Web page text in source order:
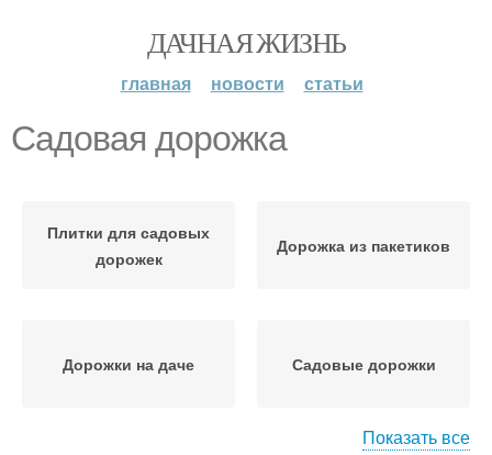
ДАЧНАЯ ЖИЗНЬ
главная новости статьи
Садовая дорожка
Плитки для садовых
дорожек
Дорожка из пакетиков
Дорожки на даче Садовые дорожки
Показать все